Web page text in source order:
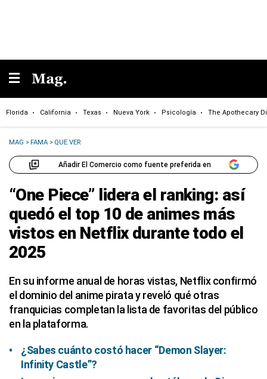
Florida California Texas Nueva York Psicología The Apothecary
MAG >FAMA > QUE VER
Añadir El Comercio como fuente preferida en
“One Piece” lidera el ranking: así
quedó el top 10 de animes más
vistos en Netflix durante todo el
2025
En su informe anual de horas vistas, Netflix confirmó
el dominio del anime pirata y reveló qué otras
franquicias completan la lista de favoritas del público
en la plataforma.
¿Sabes cuánto costó hacer “Demon Slayer:
Infinity Castle”?